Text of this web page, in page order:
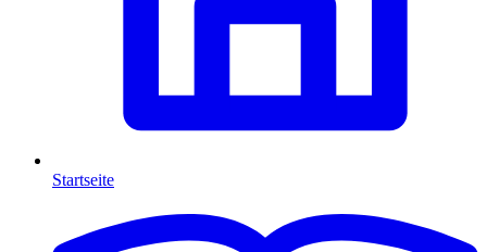
Startseite